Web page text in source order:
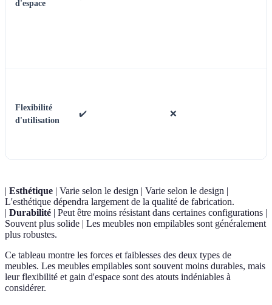
d'espace
Flexibilité
d'utilisation
✔️ ❌
| Esthétique | Varie selon le design | Varie selon le design |
L'esthétique dépendra largement de la qualité de fabrication.
| Durabilité | Peut être moins résistant dans certaines configurations |
Souvent plus solide | Les meubles non empilables sont généralement
plus robustes.
Ce tableau montre les forces et faiblesses des deux types de
meubles. Les meubles empilables sont souvent moins durables, mais
leur flexibilité et gain d'espace sont des atouts indéniables à
considérer.